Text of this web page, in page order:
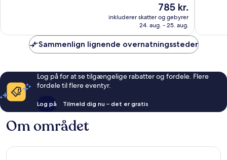
anmeldelser
Prisen
er
785 kr.
785 kr.
inkluderer skatter og gebyrer
24. aug. - 25. aug.
Sammenlign lignende overnatningssteder
Log på for at se tilgængelige rabatter og fordele. Flere
fordele til flere eventyr.
Log på Tilmeld dig nu – det er gratis
Om området